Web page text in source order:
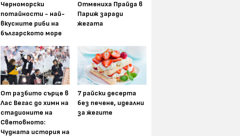
Черноморски
потайности - най-
вкусните риби на
българското море
Отмениха Прайда в
Париж заради
жегата
От разбито сърце в
Лас Вегас до химн на
стадионите на
Световното:
Чудната история на
7 райски десерта
без печене, идеални
за жегите